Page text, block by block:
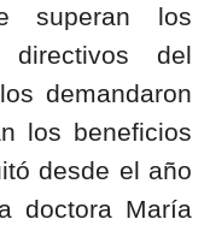
superan los
directivos del
demandaron
los beneficios
desde el año
doctora María